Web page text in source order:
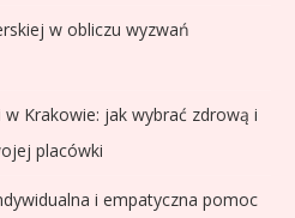
w obliczu wyzwań
Krakowie: jak wybrać zdrową i
placówki
i empatyczna pomoc